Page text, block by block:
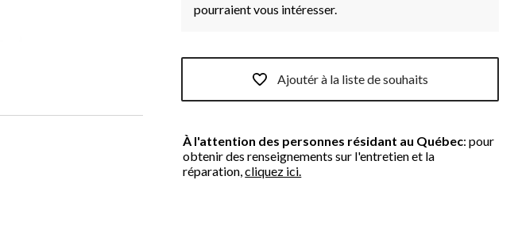
pourraient vous intéresser.
Ajoutér à la liste de souhaits
À l'attention des personnes résidant au Québec: pour
obtenir des renseignements sur l'entretien et la
réparation,cliquez ici.